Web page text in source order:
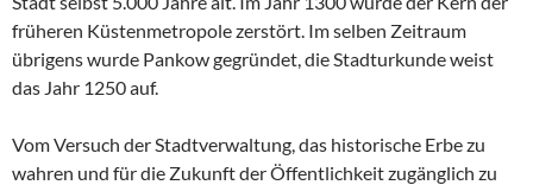
früheren Küstenmetropole zerstört. Im selben Zeitraum
übrigens wurde Pankow gegründet, die Stadturkunde weist
das Jahr 1250 auf.
Vom Versuch der Stadtverwaltung, das historische Erbe zu
wahren und für die Zukunft der Öffentlichkeit zugänglich zu